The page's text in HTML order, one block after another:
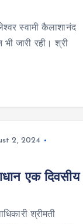
स्वामी कैलाशानंद
जारी रही। श्री
2, 2024
एक दिवसीय
श्रीमती